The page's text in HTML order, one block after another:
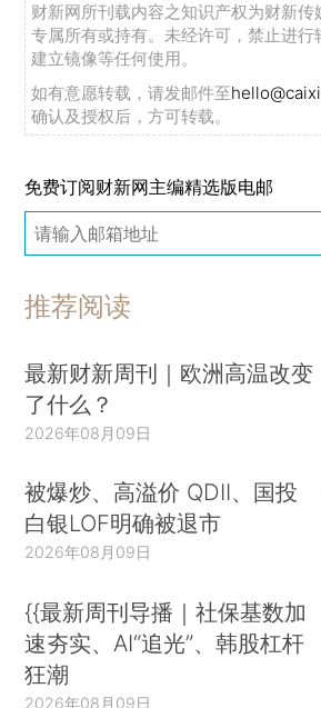
财新网所刊载内容之知识产权为财新传
专属所有或持有。未经许可，禁止进行
建立镜像等任何使用。
如有意愿转载，请发邮件至
确认及授权后，方可转载。
免费订阅财新网主编精选版电邮
推荐阅读
最新财新周刊｜欧洲高温改变
了什么？
2026年08月09日
被爆炒、高溢价 QDII、国投
白银LOF明确被退市
2026年08月09日
{{最新周刊导播｜社保基数加
速夯实、AI“追光”、韩股杠杆
狂潮
2026年08月09日